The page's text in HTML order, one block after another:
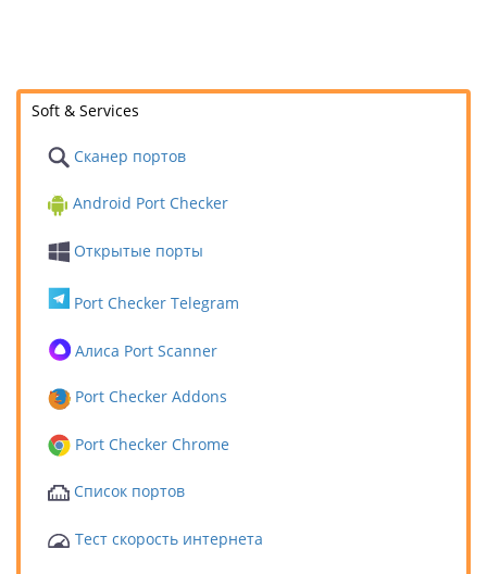
Soft & Services
Сканер портов
Android Port Checker
Открытые порты
Port Checker Telegram
Алиса Port Scanner
Port Checker Addons
Port Checker Chrome
Список портов
Тест скорость интернета